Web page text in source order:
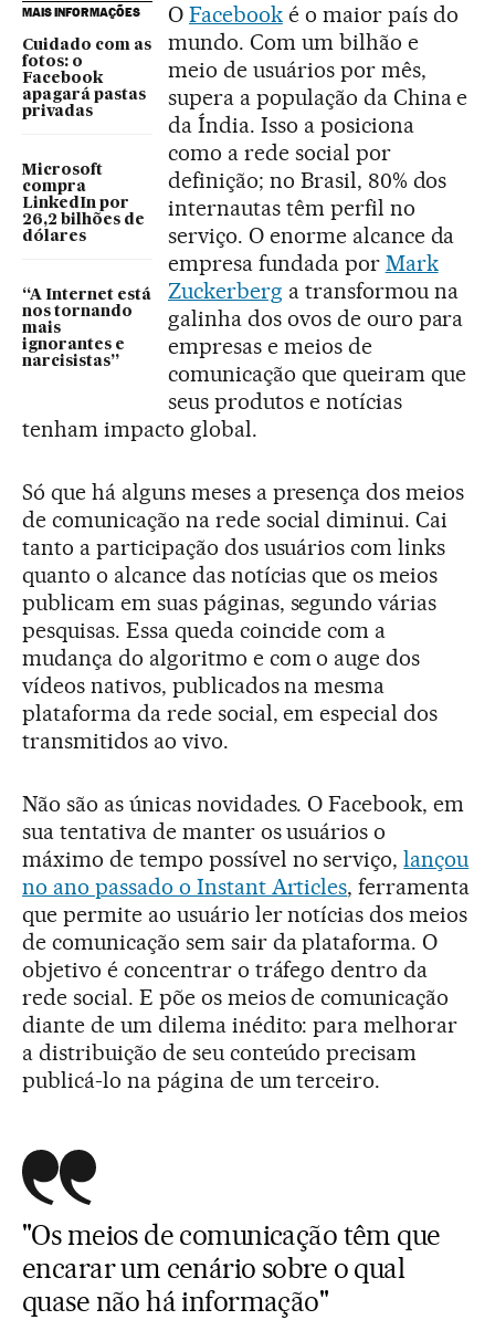
MAIS INFORMAÇÕES
Cuidado com as
fotos: o
Facebook
apagará pastas
privadas
Microsoft
compra
LinkedIn por
26,2 bilhões de
dólares
“A Internet está
nos tornando
mais
ignorantes e
narcisistas”
O Facebooké o maior país do
mundo. Com um bilhão e
meio de usuários por mês,
supera a população da China e
da Índia. Isso a posiciona
como a rede social por
definição; no Brasil, 80% dos
internautas têm perfil no
serviço. O enorme alcance da
empresa fundada por Mark
Zuckerberg a transformou na
galinha dos ovos de ouro para
empresas e meios de
comunicação que queiram que
seus produtos e notícias
tenham impacto global.
Só que há alguns meses a presença dos meios
de comunicação na rede social diminui. Cai
tanto a participação dos usuários com links
quanto o alcance das notícias que os meios
publicam em suas páginas, segundo várias
pesquisas. Essa queda coincide com a
mudança do algoritmo e com o auge dos
vídeos nativos, publicados na mesma
plataforma da rede social, em especial dos
transmitidos ao vivo.
Não são as únicas novidades. O Facebook, em
sua tentativa de manter os usuários o
máximo de tempo possível no serviço,lançou
no ano passado o Instant Articles, ferramenta
que permite ao usuário ler notícias dos meios
de comunicação sem sair da plataforma. O
objetivo é concentrar o tráfego dentro da
rede social. E põe os meios de comunicação
diante de um dilema inédito: para melhorar
a distribuição de seu conteúdo precisam
publicá-lo na página de um terceiro.
"Os meios de comunicação têm que
encarar um cenário sobre o qual
quase não há informação"